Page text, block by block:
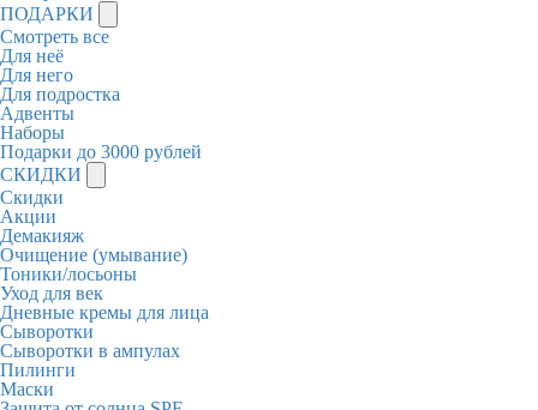
ПОДАРКИ
Смотреть все
Для неё
Для него
Для подростка
Адвенты
Наборы
Подарки до 3000 рублей
СКИДКИ
Скидки
Акции
Демакияж
Очищение (умывание)
Тоники/лосьоны
Уход для век
Дневные кремы для лица
Сыворотки
Сыворотки в ампулах
Пилинги
Маски